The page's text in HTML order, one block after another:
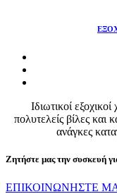
Ιδιωτικοί
πολυτελείς βίλες και
ανάγκες
Ζητήστε μας την συσκευή
ΕΠΙΚΟΙΝΩΝΗΣΤΕ